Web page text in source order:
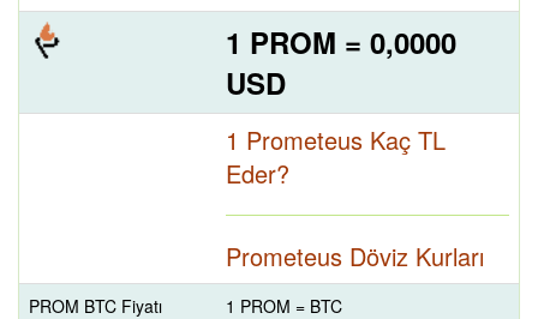
1 PROM = 0,0000
USD
1 Prometeus Kaç TL
Eder?
Prometeus Döviz Kurları
PROM BTC Fiyatı
1 PROM = BTC